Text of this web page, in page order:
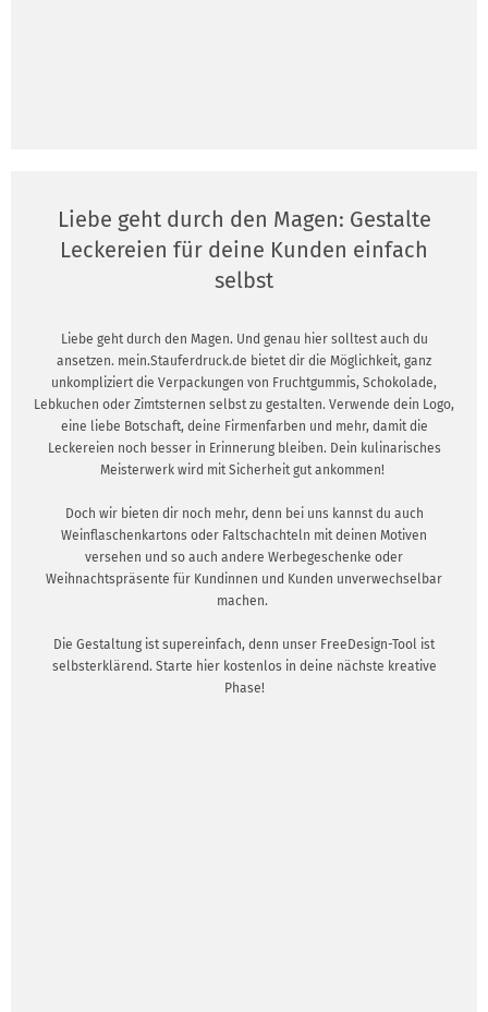
Liebe geht durch den Magen: Gestalte
Leckereien für deine Kunden einfach
selbst
Liebe geht durch den Magen. Und genau hier solltest auch du
ansetzen. mein.Stauferdruck.de bietet dir die Möglichkeit, ganz
unkompliziert die Verpackungen von Fruchtgummis, Schokolade,
Lebkuchen oder Zimtsternen selbst zu gestalten. Verwende dein Logo,
eine liebe Botschaft, deine Firmenfarben und mehr, damit die
Leckereien noch besser in Erinnerung bleiben. Dein kulinarisches
Meisterwerk wird mit Sicherheit gut ankommen!
Doch wir bieten dir noch mehr, denn bei uns kannst du auch
Weinflaschenkartons oder Faltschachteln mit deinen Motiven
versehen und so auch andere Werbegeschenke oder
Weihnachtspräsente für Kundinnen und Kunden unverwechselbar
machen.
Die Gestaltung ist supereinfach, denn unser FreeDesign-Tool ist
selbsterklärend. Starte hier kostenlos in deine nächste kreative
Phase!